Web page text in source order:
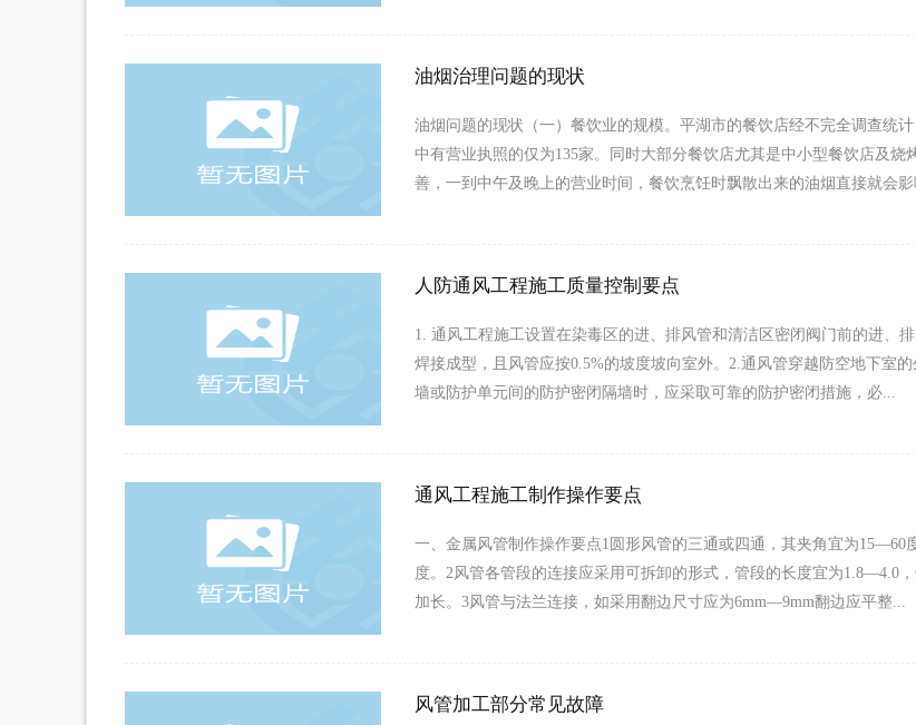
油烟治理问题的现状
油烟问题的现状（一）餐饮业的规模。平湖市的餐饮店经不完全调查统
中有营业执照的仅为135家。同时大部分餐饮店尤其是中小型餐饮店及烧
善，一到中午及晚上的营业时间，餐饮烹饪时飘散出来的油烟直接就会
人防通风工程施工质量控制要点
1. 通风工程施工设置在染毒区的进、排风管和清洁区密闭阀门前的进、
焊接成型，且风管应按0.5%的坡度坡向室外。2.通风管穿越防空地下室
墙或防护单元间的防护密闭隔墙时，应采取可靠的防护密闭措施，必...
通风工程施工制作操作要点
一、金属风管制作操作要点1圆形风管的三通或四通，其夹角宜为15—60
度。2风管各管段的连接应采用可拆卸的形式，管段的长度宜为1.8—4.0
加长。3风管与法兰连接，如采用翻边尺寸应为6mm—9mm翻边应平整...
风管加工部分常见故障